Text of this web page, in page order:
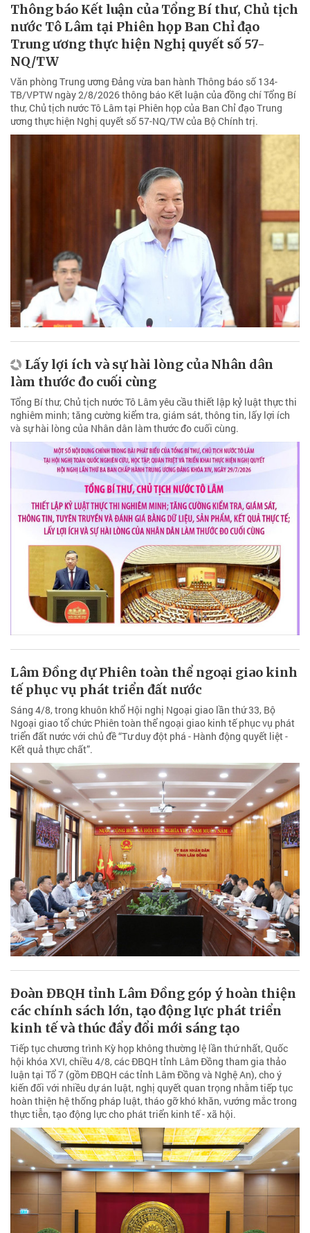
Thông báo Kết luận của Tổng Bí thư, Chủ tịch
nước Tô Lâm tại Phiên họp Ban Chỉ đạo
Trung ương thực hiện Nghị quyết số 57-
NQ/TW
Văn phòng Trung ương Đảng vừa ban hành Thông báo số 134-
TB/VPTW ngày 2/8/2026 thông báo Kết luận của đồng chí Tổng Bí
thư, Chủ tịch nước Tô Lâm tại Phiên họp của Ban Chỉ đạo Trung
ương thực hiện Nghị quyết số 57-NQ/TW của Bộ Chính trị.
Lấy lợi ích và sự hài lòng của Nhân dân
làm thước đo cuối cùng
Tổng Bí thư, Chủ tịch nước Tô Lâm yêu cầu thiết lập kỷ luật thực thi
nghiêm minh; tăng cường kiểm tra, giám sát, thông tin, lấy lợi ích
và sự hài lòng của Nhân dân làm thước đo cuối cùng.
Lâm Đồng dự Phiên toàn thể ngoại giao kinh
tế phục vụ phát triển đất nước
Sáng 4/8, trong khuôn khổ Hội nghị Ngoại giao lần thứ 33, Bộ
Ngoại giao tổ chức Phiên toàn thể ngoại giao kinh tế phục vụ phát
triển đất nước với chủ đề “Tư duy đột phá - Hành động quyết liệt -
Kết quả thực chất”.
Đoàn ĐBQH tỉnh Lâm Đồng góp ý hoàn thiện
các chính sách lớn, tạo động lực phát triển
kinh tế và thúc đẩy đổi mới sáng tạo
Tiếp tục chương trình Kỳ họp không thường lệ lần thứ nhất, Quốc
hội khóa XVI, chiều 4/8, các ĐBQH tỉnh Lâm Đồng tham gia thảo
luận tại Tổ 7 (gồm ĐBQH các tỉnh Lâm Đồng và Nghệ An), cho ý
kiến đối với nhiều dự án luật, nghị quyết quan trọng nhằm tiếp tục
hoàn thiện hệ thống pháp luật, tháo gỡ khó khăn, vướng mắc trong
thực tiễn, tạo động lực cho phát triển kinh tế - xã hội.